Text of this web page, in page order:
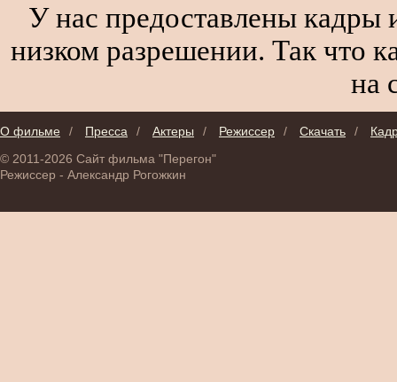
У нас предоставлены кадры
низком разрешении. Так что
на
О фильме / Пресса / Актеры / Режиссер / Скачать /
© 2011-2026 Сайт фильма "Перегон"
Режиссер - Александр Рогожкин